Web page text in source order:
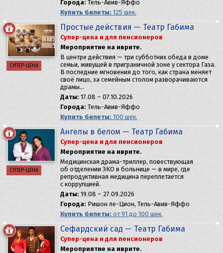
Города: Тель-Авив-Яффо
Купить билеты: 125 шек.
СУПЕР-ЦЕНА
Простые действия — Театр Габима
Супер-цена и для пенсионеров
Мероприятие на иврите.
В центре действия — три субботних обеда в доме
семьи, живущей в приграничной зоне у сектора Газа.
В последние мгновения до того, как страна меняет
своё лицо, за семейным столом разворачиваются
драмы…
Даты: 17.08 – 07.10.2026
Города: Тель-Авив-Яффо
Купить билеты: 100 шек.
СУПЕР-ЦЕНА
Ангелы в белом — Театр Габима
Супер-цена и для пенсионеров
Мероприятие на иврите.
Медицинская драма-триллер, повествующая
об отделении ЭКО в больнице — в мире, где
репродуктивная медицина переплетается
с коррупцией.
Даты: 19.08 – 27.09.2026
Города: Ришон ле-Цион, Тель-Авив-Яффо
Купить билеты: от 91 до 100 шек.
Сефардский сад — Театр Габима
Супер-цена и для пенсионеров
Мероприятие на иврите.